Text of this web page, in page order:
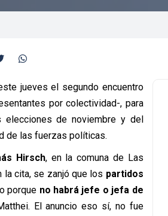
jueves el segundo encuentro
por colectividad-, para
elecciones de noviembre y del
de las fuerzas políticas.
Hirsch, en la comuna de Las
la cita, se zanjó que los partidos
porque no habrá jefe o jefa de
El anuncio eso sí, no fue